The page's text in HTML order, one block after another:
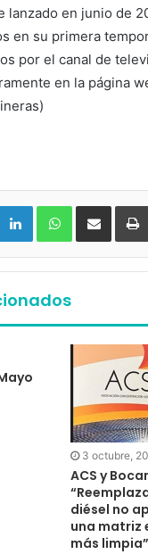
lanzado en junio de
en su primera
por el canal de
en la página
LinkedIn WhatsApp
3 octubre,
ACS y
diésel no
una matriz
más limpia”